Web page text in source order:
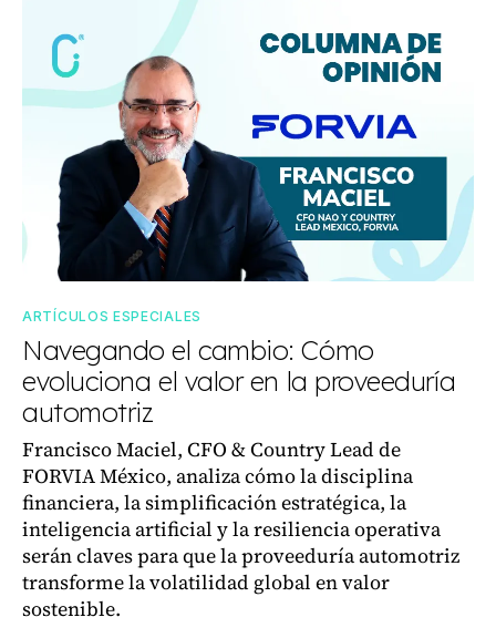
ARTÍCULOS ESPECIALES
Navegando el cambio: Cómo
evoluciona el valor en la proveeduría
automotriz
Francisco Maciel, CFO & Country Lead de
FORVIA México, analiza cómo la disciplina
financiera, la simplificación estratégica, la
inteligencia artificial y la resiliencia operativa
serán claves para que la proveeduría automotriz
transforme la volatilidad global en valor
sostenible.